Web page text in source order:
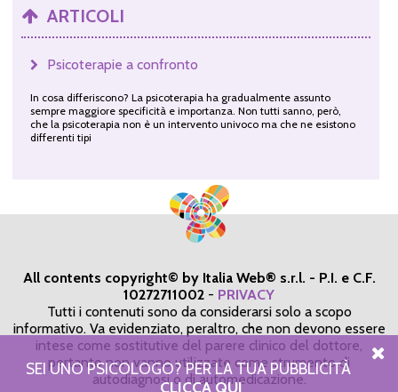
ARTICOLI
Psicoterapie a confronto
In cosa differiscono? La psicoterapia ha gradualmente assunto
sempre maggiore specificità e importanza. Non tutti sanno, però,
che la psicoterapia non è un intervento univoco ma che ne esistono
differenti tipi
All contents copyright© by Italia Web® s.r.l. - P.I. e C.F.
10272711002 - PRIVACY
Tutti i contenuti sono da considerarsi solo a scopo
informativo. Va evidenziato, peraltro, che non devono essere
intese come sostitutive del parere clinico del dottore,
pertanto non vanno utilizzate come strumento di
autodiagnosi o di automedicazione.
SEI UNO PSICOLOGO? PER LA TUA PUBBLICITÀ
CLICCA QUI